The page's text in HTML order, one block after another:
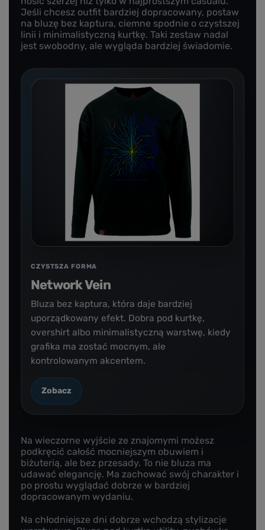
Jeśli chcesz outfit bardziej dopracowany, postaw
na bluzę bez kaptura, ciemne spodnie o czystszej
linii i minimalistyczną kurtkę. Taki zestaw nadal
jest swobodny, ale wygląda bardziej świadomie.
CZYSTSZA FORMA
Network Vein
Bluza bez kaptura, która daje bardziej
uporządkowany efekt. Dobra pod kurtkę,
overshirt albo minimalistyczną warstwę, kiedy
grafika ma zostać mocnym, ale
kontrolowanym akcentem.
Zobacz
Na wieczorne wyjście ze znajomymi możesz
podkręcić całość mocniejszym obuwiem i
biżuterią, ale bez przesady. To nie bluza ma
udawać elegancję. Ma zachować swój charakter i
po prostu wyglądać dobrze w bardziej
dopracowanym wydaniu.
Na chłodniejsze dni dobrze wchodzą stylizacje